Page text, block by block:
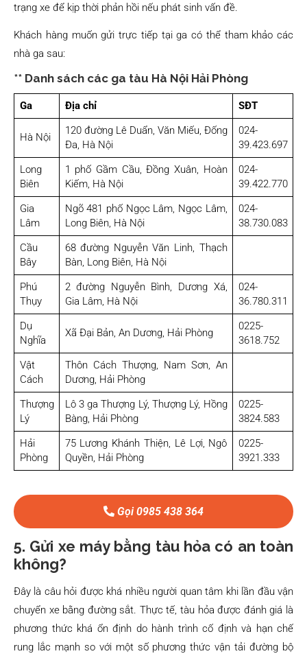
trạng xe để kịp thời phản hồi nếu phát sinh vấn đề.
Khách hàng muốn gửi trực tiếp tại ga có thể tham khảo các
nhà ga sau:
** Danh sách các ga tàu Hà Nội Hải Phòng
Ga Địa chỉ SĐT
Hà Nội
120 đường Lê Duẩn, Văn Miếu, Đống
Đa, Hà Nội
024-
39.423.697
Long
Biên
1 phố Gầm Cầu, Đồng Xuân, Hoàn
Kiếm, Hà Nội
024-
39.422.770
Gia
Lâm
Ngõ 481 phố Ngọc Lâm, Ngọc Lâm,
Long Biên, Hà Nội
024-
38.730.083
Cầu
Bây
68 đường Nguyễn Văn Linh, Thạch
Bàn, Long Biên, Hà Nội
Phú
Thụy
2 đường Nguyễn Bình, Dương Xá,
Gia Lâm, Hà Nội
024-
36.780.311
Dụ
Nghĩa
Xã Đại Bản, An Dương, Hải Phòng
0225-
3618.752
Vật
Cách
Thôn Cách Thượng, Nam Sơn, An
Dương, Hải Phòng
Thượng
Lý
Lô 3 ga Thượng Lý, Thượng Lý, Hồng
Bàng, Hải Phòng
0225-
3824.583
Hải
Phòng
75 Lương Khánh Thiện, Lê Lợi, Ngô
Quyền, Hải Phòng
0225-
3921.333
Gọi 0985 438 364
5. Gửi xe máy bằng tàu hỏa có an toàn
không?
Đây là câu hỏi được khá nhiều người quan tâm khi lần đầu vận
chuyển xe bằng đường sắt. Thực tế, tàu hỏa được đánh giá là
phương thức khá ổn định do hành trình cố định và hạn chế
rung lắc mạnh so với một số phương thức vận tải đường bộ